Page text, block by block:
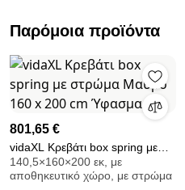
Παρόμοια προϊόντα
801,65 €
vidaXL Κρεβάτι box spring με
στρώμα Μαύρο 160 x 200 cm
Ύφασμα
140,5×160×200 εκ, με
αποθηκευτικό χώρο, με στρώμα